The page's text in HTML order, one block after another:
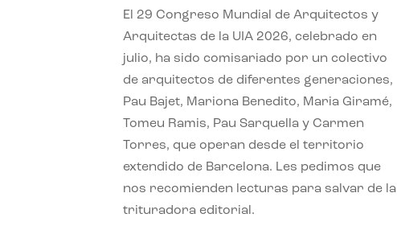
El 29 Congreso Mundial de Arquitectos y
Arquitectas de la UIA 2026, celebrado en
julio, ha sido comisariado por un colectivo
de arquitectos de diferentes generaciones,
Pau Bajet, Mariona Benedito, Maria Giramé,
Tomeu Ramis, Pau Sarquella y Carmen
Torres, que operan desde el territorio
extendido de Barcelona. Les pedimos que
nos recomienden lecturas para salvar de la
trituradora editorial.